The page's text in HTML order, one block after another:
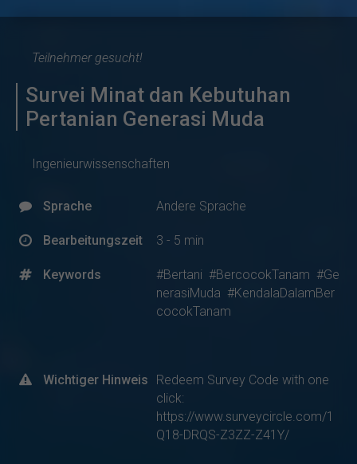
Teilnehmer gesucht!
Survei Minat dan Kebutuhan
Pertanian Generasi Muda
Ingenieurwissenschaften
Sprache Andere Sprache
Bearbeitungszeit 3 - 5 min
Keywords #Bertani #BercocokTanam #Ge
nerasiMuda #KendalaDalamBer
cocokTanam
Wichtiger Hinweis
Redeem Survey Code with one
click:
https://www.surveycircle.com/1
Q18-DRQS-Z3ZZ-Z41Y/